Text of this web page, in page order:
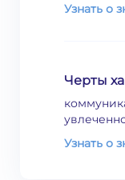
Узнать о
Черты
Узнать о